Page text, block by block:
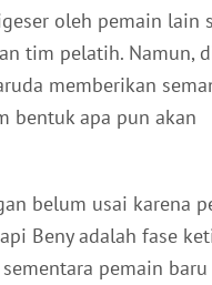
oleh pemain lain
tim pelatih. Namun,
memberikan
bentuk apa pun akan
belum usai karena
Beny adalah fase
pemain